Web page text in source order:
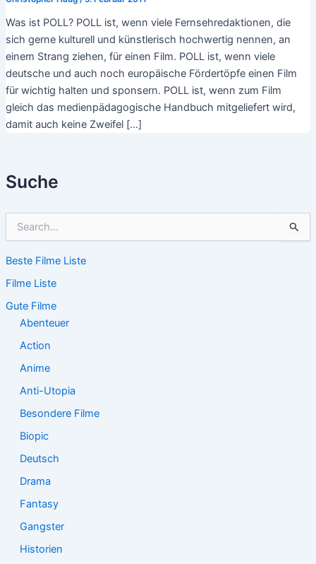
Suche
h
n
n
Beste Filme Liste
Filme Liste
Gute Filme
Abenteuer
Action
Anime
Anti-Utopia
Besondere Filme
Biopic
Deutsch
Drama
Fantasy
Gangster
Historien
Was ist POLL? POLL ist, wenn viele Fernsehredaktionen, die
sich gerne kulturell und künstlerisch hochwertig nennen, an
einem Strang ziehen, für einen Film. POLL ist, wenn viele
deutsche und auch noch europäische Fördertöpfe einen Film
für wichtig halten und sponsern. POLL ist, wenn zum Film
gleich das medienpädagogische Handbuch mitgeliefert wird,
damit auch keine Zweifel […]